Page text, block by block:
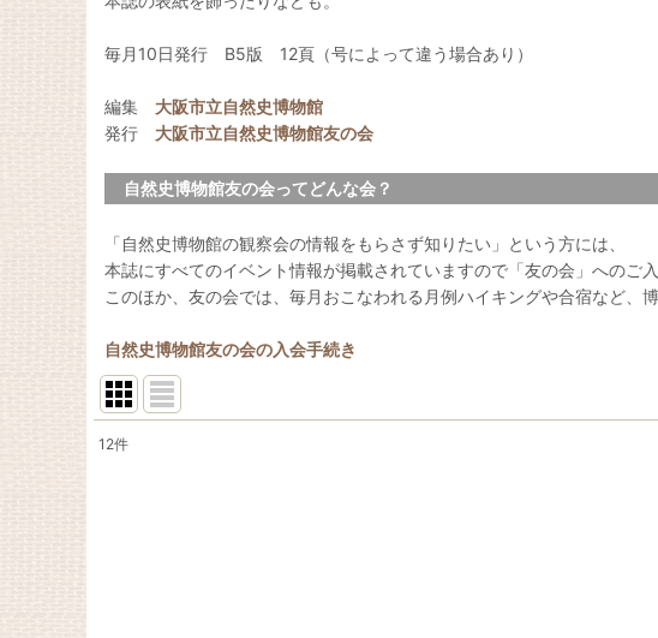
毎月10日発行 B5版 12頁（号によって違う場合あり）
編集 大阪市立自然史博物館
発行 大阪市立自然史博物館友の会
自然史博物館友の会ってどんな会？
「自然史博物館の観察会の情報をもらさず知りたい」という方には、
本誌にすべてのイベント情報が掲載されていますので「友の会」へのご入
このほか、友の会では、毎月おこなわれる月例ハイキングや合宿など、
自然史博物館友の会の入会手続き
12件